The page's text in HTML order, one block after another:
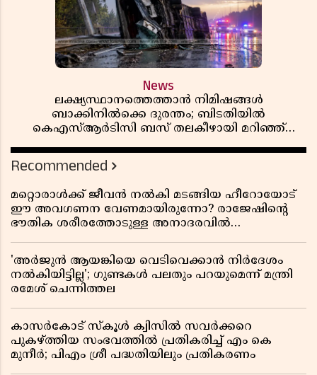
News
ലക്ഷ്യസ്ഥാനത്തെത്താൻ നിമിഷങ്ങൾ
ബാക്കിനിൽക്കെ ദുരന്തം; ബിടതിയിൽ
കെഎസ്ആർടിസി ബസ് തലകീഴായി മറിഞ്ഞ്
Recommended
മറ്റൊരാൾക്ക് ജീവൻ നൽകി മടങ്ങിയ ഹീറോയോട്
ഈ അവഗണന വേണമായിരുന്നോ? രാജേഷിൻ്റെ
ഭൗതിക ശരീരത്തോടുള്ള അനാദരവിൽ
'അർജുൻ ആയങ്കിയെ വെടിവെക്കാൻ നിർദേശം
നൽകിയിട്ടില്ല'; ഗുണ്ടകൾ പലതും പറയുമെന്ന് മന്ത്രി
രമേശ് ചെന്നിത്തല
കാസർകോട് സ്കൂൾ ക്വിസിൽ സവർക്കറെ
പുകഴ്ത്തിയ സംഭവത്തിൽ പ്രതികരിച്ച് എം കെ
മുനീർ; പിഎം ശ്രീ പദ്ധതിയിലും പ്രതികരണം